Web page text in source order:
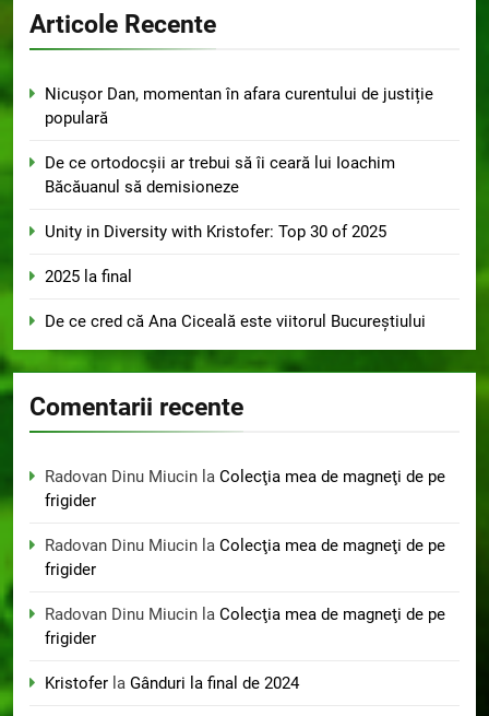
Articole Recente
Nicușor Dan, momentan în afara curentului de justiție
populară
De ce ortodocșii ar trebui să îi ceară lui Ioachim
Băcăuanul să demisioneze
Unity in Diversity with Kristofer: Top 30 of 2025
2025 la final
De ce cred că Ana Ciceală este viitorul Bucureștiului
Comentarii recente
Radovan Dinu Miucin la Colecţia mea de magneţi de pe
frigider
Radovan Dinu Miucin la Colecţia mea de magneţi de pe
frigider
Radovan Dinu Miucin la Colecţia mea de magneţi de pe
frigider
Kristofer la Gânduri la final de 2024